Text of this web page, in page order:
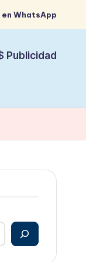
en WhatsApp
Publicidad